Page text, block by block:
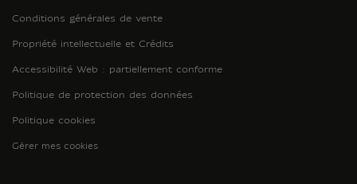
Conditions générales de vente
Propriété intellectuelle et Crédits
Accessibilité Web : partiellement conforme
Politique de protection des données
Politique cookies
Gérer mes cookies